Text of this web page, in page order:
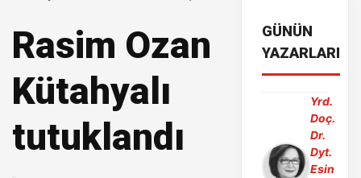
Rasim Ozan
Kütahyalı
tutuklandı
GÜNÜN
YAZARLARI
Yrd.
Doç.
Dr.
Dyt.
Esin